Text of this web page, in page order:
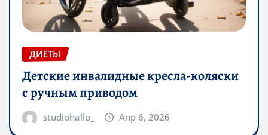
ДИЕТЫ
Детские инвалидные кресла-коляски
с ручным приводом
studiohallo_ Апр 6, 2026